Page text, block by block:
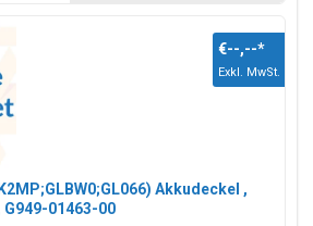
Akkudeckel ,
01463-00
€--,--*
Exkl. MwSt.